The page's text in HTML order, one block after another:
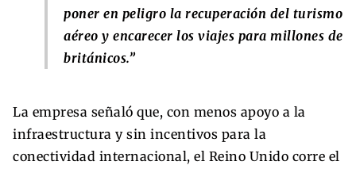
poner en peligro la recuperación del turismo
aéreo y encarecer los viajes para millones de
británicos.”
La empresa señaló que, con menos apoyo a la
infraestructura y sin incentivos para la
conectividad internacional, el Reino Unido corre el